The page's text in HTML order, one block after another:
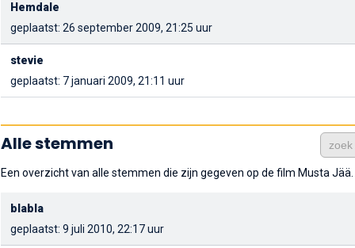
Hemdale
geplaatst: 26 september 2009, 21:25 uur
stevie
geplaatst: 7 januari 2009, 21:11 uur
Alle stemmen
Een overzicht van alle stemmen die zijn gegeven op de film Musta Jää.
blabla
geplaatst: 9 juli 2010, 22:17 uur